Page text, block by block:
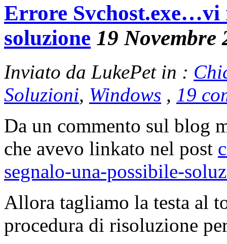
Errore Svchost.exe…vi
soluzione 19 Novembre
Inviato da LukePet in :
Soluzioni, Windows , 19
Da un commento sul blog
che avevo linkato nel post
segnalo-una-possibile-
Allora tagliamo la testa al
procedura di risoluzione